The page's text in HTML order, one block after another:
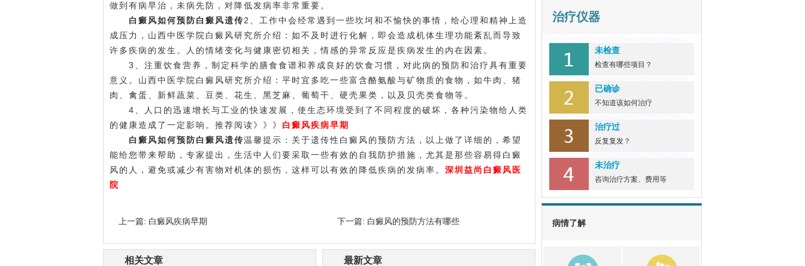
做到有病早治，未病先防，对降低发病率非常重要。
白癜风如何预防白癜风遗传2、工作中会经常遇到一些坎坷和不愉快的事情，给心理和精神上造
成压力，山西中医学院白癜风研究所介绍：如不及时进行化解，即会造成机体生理功能紊乱而导致
许多疾病的发生。人的情绪变化与健康密切相关，情感的异常反应是疾病发生的内在因素。
3、注重饮食营养，制定科学的膳食食谱和养成良好的饮食习惯，对此病的预防和治疗具有重要
意义。山西中医学院白癜风研究所介绍：平时宜多吃一些富含酪氨酸与矿物质的食物，如牛肉、猪
肉、禽蛋、新鲜蔬菜、豆类、花生、黑芝麻、葡萄干、硬壳果类，以及贝壳类食物等。
4、人口的迅速增长与工业的快速发展，使生态环境受到了不同程度的破坏，各种污染物给人类
的健康造成了一定影响。推荐阅读》》》 白癜风疾病早期
白癜风如何预防白癜风遗传温馨提示：关于遗传性白癜风的预防方法，以上做了详细的，希望
能给您带来帮助，专家提出，生活中人们要采取一些有效的自我防护措施，尤其是那些容易得白癜
风的人，避免或减少有害物对机体的损伤，这样可以有效的降低疾病的发病率。 深圳益尚白癜风医
院
上一篇: 白癜风疾病早期 下一篇: 白癜风的预防方法有哪些
相关文章 最新文章
治疗仪器
未检查
检查有哪些项目？
已确诊
不知道该如何治疗
治疗过
反复复发？
未治疗
咨询治疗方案、费用等
病情了解